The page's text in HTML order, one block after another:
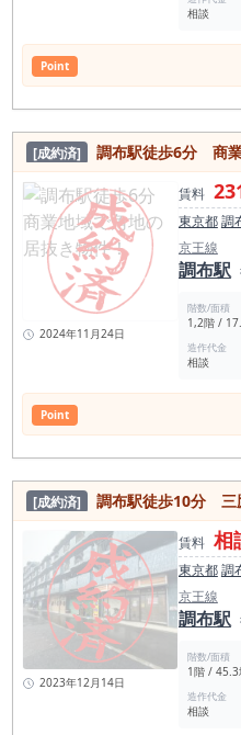
相談
Point
[成約済] 調布駅徒歩6分 商業
2024年11月24日
賃料
東京都調
京王線
調布駅
階数/面積
1,2階 /
造作代金
相談
Point
[成約済] 調布駅徒歩10分 三鷹
2023年12月14日
賃料 相
東京都調
京王線
調布駅
階数/面積
1階 / 45.3
造作代金
相談